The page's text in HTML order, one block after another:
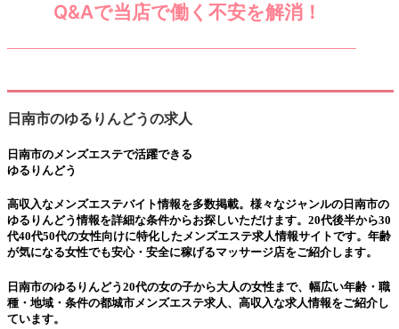
Q&Aで当店で働く不安を解消！
日南市のゆるりんどうの求人
日南市のメンズエステで活躍できる
ゆるりんどう
高収入なメンズエステバイト情報を多数掲載。様々なジャンルの 日南市の
ゆるりんどう情報を詳細な条件からお探しいただけます。20代後半から30
代40代50代の女性向けに特化した メンズエステ求人情報サイトです。年齢
が気になる女性でも安心・安全に稼げるマッサージ店をご紹介します。
日南市のゆるりんどう 20代の女の子から大人の女性まで、幅広い年齢・職
種・地域・条件の都城市メンズエステ求人、高収入な求人情報をご紹介し
ています。